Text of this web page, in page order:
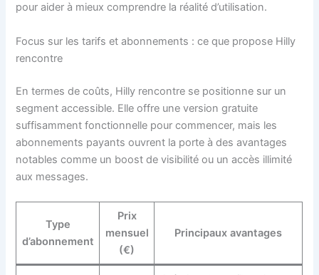
pour aider à mieux comprendre la réalité d’utilisation.
Focus sur les tarifs et abonnements : ce que propose Hilly
rencontre
En termes de coûts, Hilly rencontre se positionne sur un
segment accessible. Elle offre une version gratuite
suffisamment fonctionnelle pour commencer, mais les
abonnements payants ouvrent la porte à des avantages
notables comme un boost de visibilité ou un accès illimité
aux messages.
Type
d’abonnement
Prix
mensuel
(€)
Principaux avantages